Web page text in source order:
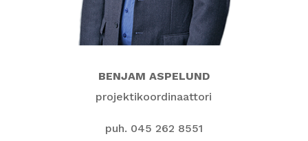
BENJAM ASPELUND
projektikoordinaattori
puh. 045 262 8551